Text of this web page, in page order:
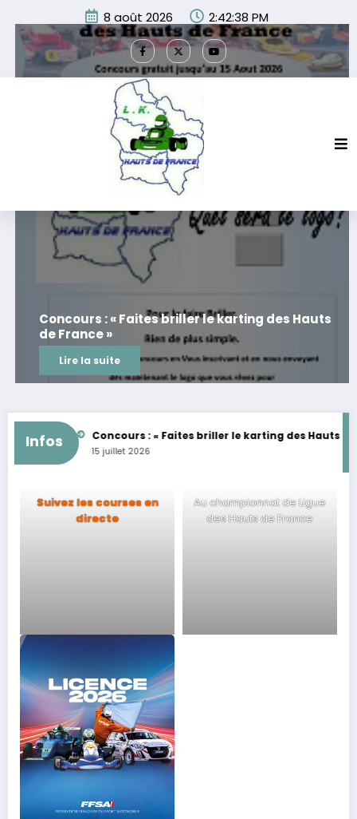
contenu
8 août 2026 2:42:39 PM
Concours : « Faites briller le karting des Hauts
de France »
Lire la suite
Infos Concours : « Faites briller le karting des Hauts de
15 juillet 2026
Suivez les courses en
directe
Au championnat de Ligue
des Hauts de France